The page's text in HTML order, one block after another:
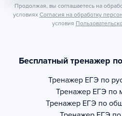
Продолжая, вы соглашаетесь на
условиях Согласия на обработку
условия
Бесплатный тренажер
Тренажер ЕГЭ по
Тренажер ЕГЭ по
Тренажер ЕГЭ по